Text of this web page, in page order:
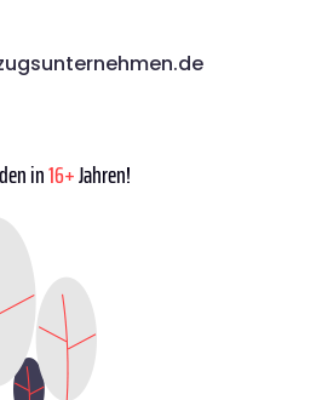
in16+Jahren!